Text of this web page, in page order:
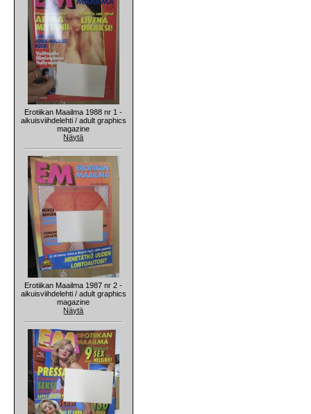
Erotiikan Maailma 1988 nr 1 -
aikuisviihdelehti / adult graphics
magazine
Näytä
Erotiikan Maailma 1987 nr 2 -
aikuisviihdelehti / adult graphics
magazine
Näytä